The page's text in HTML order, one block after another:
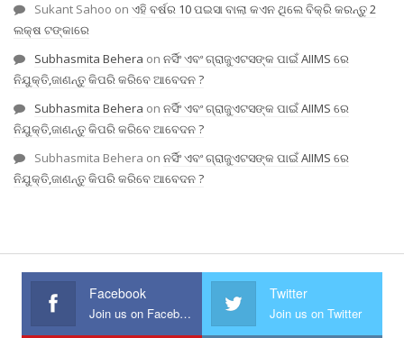
Sukant Sahoo on ଏହି ବର୍ଷର 10 ପଇସା ବାଲା କଏନ ଥିଲେ ବିକ୍ରି କରନ୍ତୁ 2
ଲକ୍ଷ ଟଙ୍କାରେ
Subhasmita Behera on ନର୍ସିଂ ଏବଂ ଗ୍ରାଜୁଏଟସଙ୍କ ପାଇଁ AIIMS ରେ
ନିଯୁକ୍ତି,ଜାଣନ୍ତୁ କିପରି କରିବେ ଆବେଦନ ?
Subhasmita Behera on ନର୍ସିଂ ଏବଂ ଗ୍ରାଜୁଏଟସଙ୍କ ପାଇଁ AIIMS ରେ
ନିଯୁକ୍ତି,ଜାଣନ୍ତୁ କିପରି କରିବେ ଆବେଦନ ?
Subhasmita Behera on ନର୍ସିଂ ଏବଂ ଗ୍ରାଜୁଏଟସଙ୍କ ପାଇଁ AIIMS ରେ
ନିଯୁକ୍ତି,ଜାଣନ୍ତୁ କିପରି କରିବେ ଆବେଦନ ?
Facebook
Join us on Facebook
Twitter
Join us on Twitter